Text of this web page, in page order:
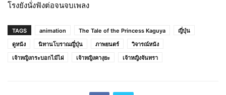
โรงยังนั่งฟังต่อจนจบเพลง
TAGS animation The Tale of the Princess Kaguya
ญี่ปุ่น
ดูหนัง
นิทานโบราณญี่ปุ่น ภาพยนตร์
วิจารณ์หนัง
เจ้าหญิงกระบอกไม้ไผ่
เจ้าหญิงคางุยะ เจ้าหญิงจันทรา